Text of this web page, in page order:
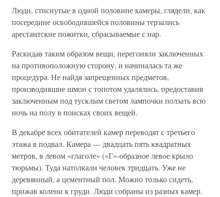
Люди, стиснутые в одной половине камеры, глядели, как
посередине освободившейся половины терзались
арестантские пожитки, сбрасываемые с нар.
Раскидав таким образом вещи, перегоняли заключенных
на противоположную сторону, и начиналась та же
процедура. Не найдя запрещенных предметов,
производившие шмон с топотом удалялись, предоставив
заключенным под тусклым светом лампочки ползать всю
ночь на полу в поисках своих вещей.
В декабре всех обитателей камер переводят с третьего
этажа в подвал. Камера — двадцать пять квадратных
метров, в левом «глаголе» («Г»-образное левое крыло
тюрьмы). Туда натолкали человек тридцать. Уже не
деревянный, а цементный пол. Можно только сидеть,
прижав колени к груди. Люди собраны из разных камер.